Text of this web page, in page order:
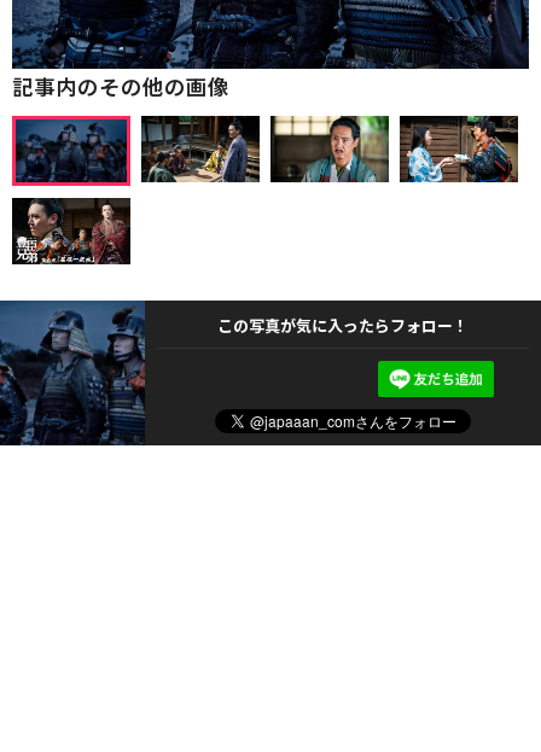
記事内のその他の画像
この写真が気に入ったらフォロー！